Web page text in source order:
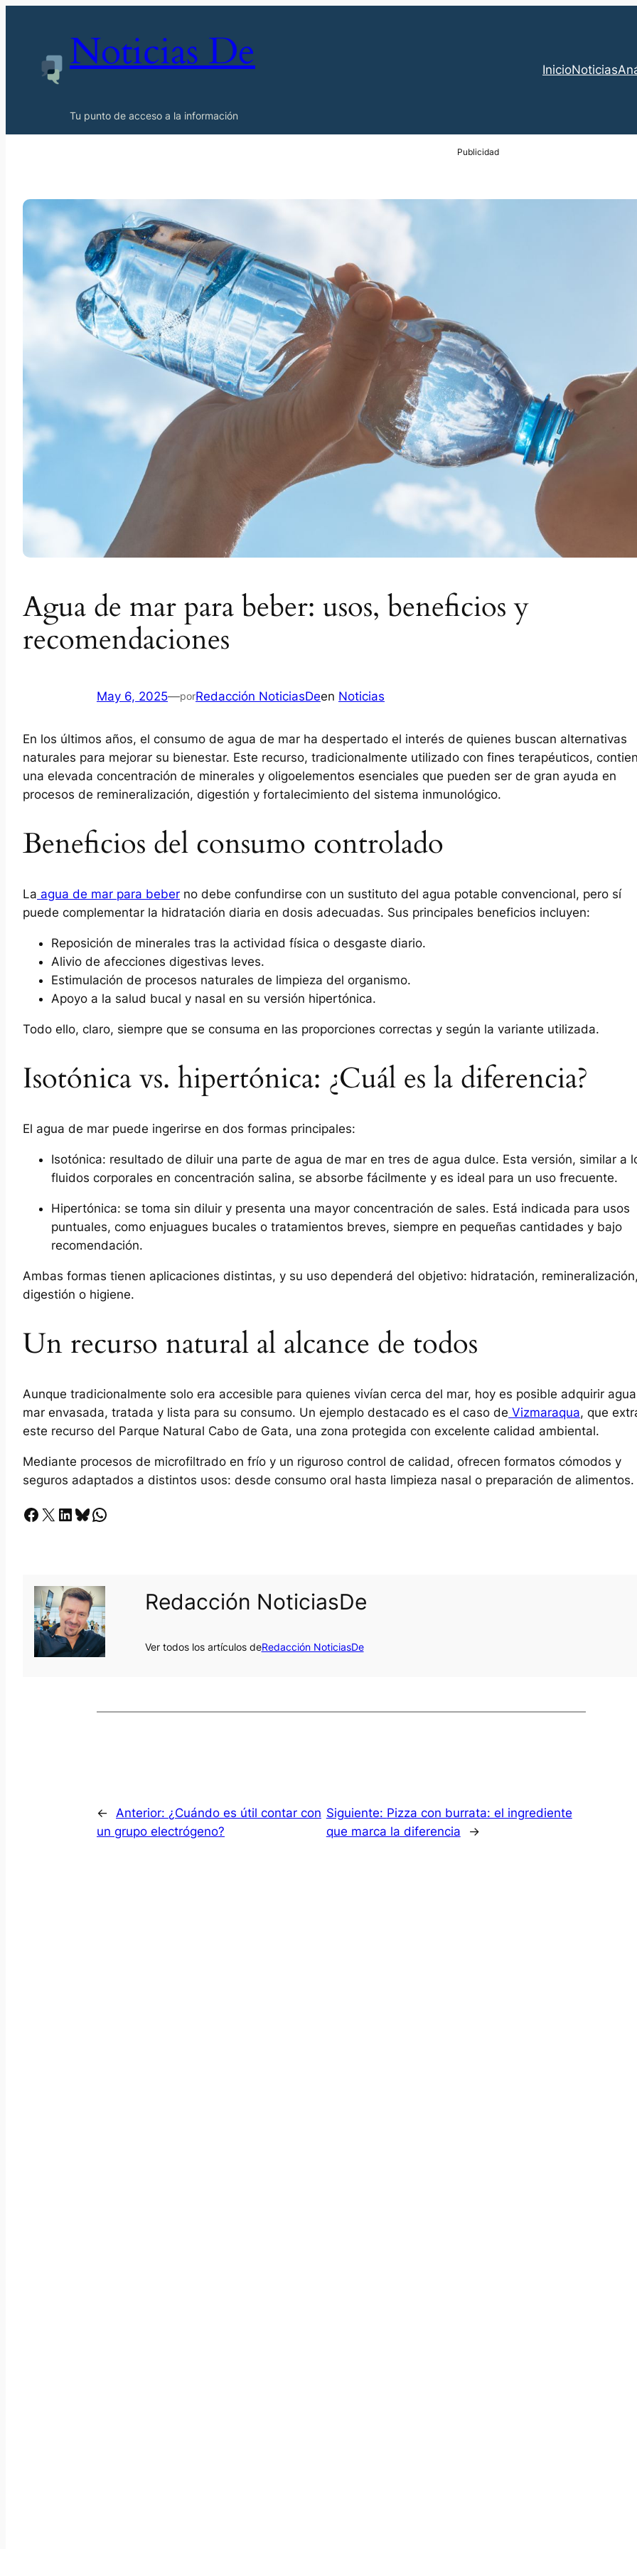
Noticias De
Tu punto de acceso a la información
InicioNoticias
Agua de mar para beber: usos, beneficios y
recomendaciones
May 6, 2025—porRedacción NoticiasDeen Noticias
En los últimos años, el consumo de agua de mar ha despertado el interés de quienes buscan alternativas
naturales para mejorar su bienestar. Este recurso, tradicionalmente utilizado con fines terapéuticos,
una elevada concentración de minerales y oligoelementos esenciales que pueden ser de gran ayuda en
procesos de remineralización, digestión y fortalecimiento del sistema inmunológico.
Beneficios del consumo controlado
La agua de mar para beber no debe confundirse con un sustituto del agua potable convencional, pero sí
puede complementar la hidratación diaria en dosis adecuadas. Sus principales beneficios incluyen:
Reposición de minerales tras la actividad física o desgaste diario.
Alivio de afecciones digestivas leves.
Estimulación de procesos naturales de limpieza del organismo.
Apoyo a la salud bucal y nasal en su versión hipertónica.
Todo ello, claro, siempre que se consuma en las proporciones correctas y según la variante utilizada.
Isotónica vs. hipertónica: ¿Cuál es la diferencia?
El agua de mar puede ingerirse en dos formas principales:
Isotónica: resultado de diluir una parte de agua de mar en tres de agua dulce. Esta versión, similar a
fluidos corporales en concentración salina, se absorbe fácilmente y es ideal para un uso frecuente.
Hipertónica: se toma sin diluir y presenta una mayor concentración de sales. Está indicada para usos
puntuales, como enjuagues bucales o tratamientos breves, siempre en pequeñas cantidades y bajo
recomendación.
Ambas formas tienen aplicaciones distintas, y su uso dependerá del objetivo: hidratación,
digestión o higiene.
Un recurso natural al alcance de todos
Aunque tradicionalmente solo era accesible para quienes vivían cerca del mar, hoy es posible adquirir
mar envasada, tratada y lista para su consumo. Un ejemplo destacado es el caso de Vizmaraqua, que
este recurso del Parque Natural Cabo de Gata, una zona protegida con excelente calidad ambiental.
Mediante procesos de microfiltrado en frío y un riguroso control de calidad, ofrecen formatos cómodos y
seguros adaptados a distintos usos: desde consumo oral hasta limpieza nasal o preparación de alimentos.
Facebook X LinkedIn Bluesky Whatsapp
Redacción NoticiasDe
Ver todos los artículos deRedacción NoticiasDe
← Anterior: ¿Cuándo es útil contar con
un grupo electrógeno?
Siguiente: Pizza con burrata: el ingrediente
que marca la diferencia
→